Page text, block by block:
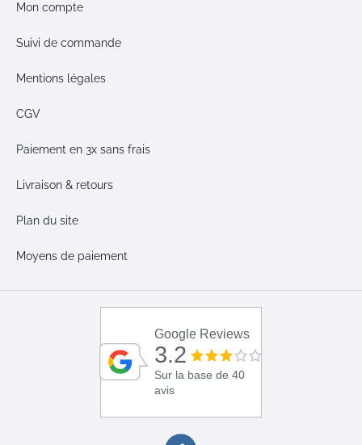
Mon compte
Suivi de commande
Mentions légales
CGV
Paiement en 3x sans frais
Livraison & retours
Plan du site
Moyens de paiement
Google Reviews
3.2
Sur la base de 40
avis